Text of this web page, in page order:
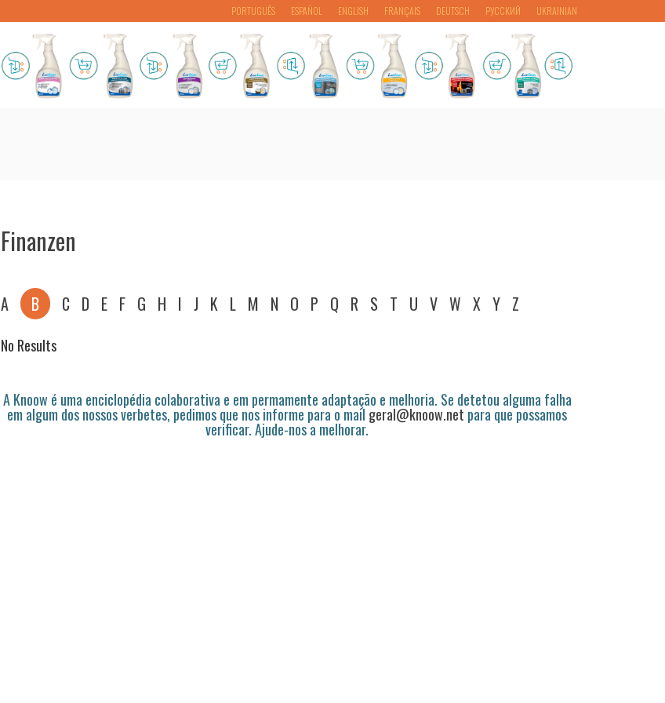
PORTUGUÊS ESPAÑOL ENGLISH FRANÇAIS DEUTSCH РУССКИЙ UKRAINIAN
Finanzen
A B C D E F G H I J K L M N O P Q R S T U V W X Y Z
No Results
A Knoow é uma enciclopédia colaborativa e em permamente adaptação e melhoria. Se detetou alguma falha
em algum dos nossos verbetes, pedimos que nos informe para o mail geral@knoow.net para que possamos
verificar. Ajude-nos a melhorar.